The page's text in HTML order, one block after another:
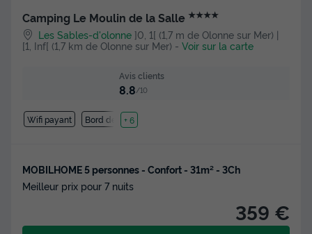
Camping Le Moulin de la Salle ★★★★
Les Sables-d'olonne ]0, 1[ (1,7 m de Olonne sur Mer) |
[1, Inf[ (1,7 km de Olonne sur Mer) - Voir sur la carte
Avis clients
8.8/10
Wifi payant Bord de mer
+ 6
MOBILHOME 5 personnes - Confort - 31m² - 3Ch
Meilleur prix pour 7 nuits
359 €